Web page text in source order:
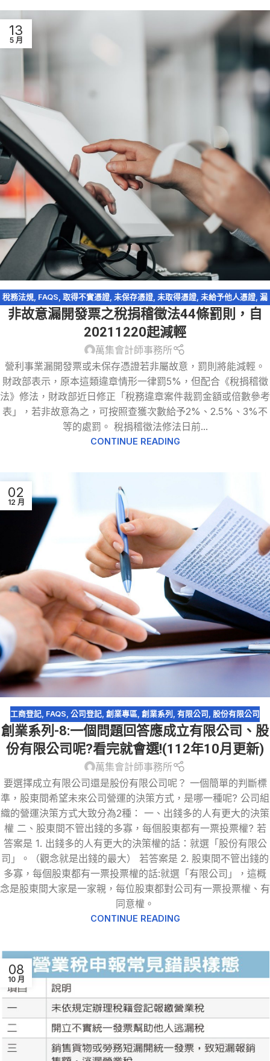
13
5 月
稅務法規 FAQS 取得不實憑證 未保存憑證 未取得憑證 未給予他人憑證 漏
開發票,稅務違章,稅捐稽徵法,虛設行號, 逃漏稅
非故意漏開發票之稅捐稽徵法44條罰則，自
20211220起減輕
萬集會計師事務所
營利事業漏開發票或未保存憑證若非屬故意，罰則將能減輕。
財政部表示，原本這類違章情形一律罰5%，但配合《稅捐稽徵
法》修法，財政部近日修正「稅務違章案件裁罰金額或倍數參考
表」，若非故意為之，可按照查獲次數給予2%、2.5%、3%不
等的處罰。 稅捐稽徵法修法日前...
CONTINUE READING
02
12 月
工商登記 FAQS 公司登記 創業專區 創業系列 有限公司 股份有限公司
創業系列-8:一個問題回答應成立有限公司、股
份有限公司呢?看完就會選!(112年10月更新)
萬集會計師事務所
要選擇成立有限公司還是股份有限公司呢？ 一個簡單的判斷標
準，股東間希望未來公司營運的決策方式，是哪一種呢? 公司組
織的營運決策方式大致分為2種： 一、出錢多的人有更大的決策
權 二、股東間不管出錢的多寡，每個股東都有一票投票權? 若
答案是 1. 出錢多的人有更大的決策權的話：就選「股份有限公
司」。（觀念就是出錢的最大） 若答案是 2. 股東間不管出錢的
多寡，每個股東都有一票投票權的話:就選「有限公司」，這概
念是股東間大家是一家親，每位股東都對公司有一票投票權、有
同意權。
CONTINUE READING
08
10 月